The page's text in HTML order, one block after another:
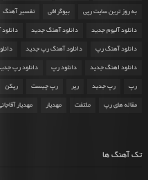
به روز ترین سایت رپی بیوگرافی تفسیر آهنگ
دانلود آلبوم جدید دانلود آهنگ جدید
دانلود آهنگ رپ دانلود آهنگ رپ جدید
دانلود اهنگ جدید دانلود رپ دانلود رپ
رپ رپ جدید رپر رپ چیست رپکن
مقاله های رپ ملتفت مهدیار مهدیار
تک آهنگ ها